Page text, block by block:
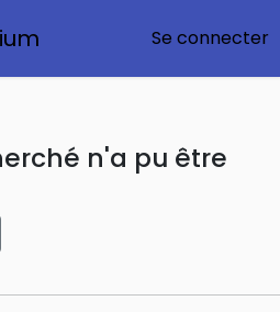
Se connecter
n'a pu être